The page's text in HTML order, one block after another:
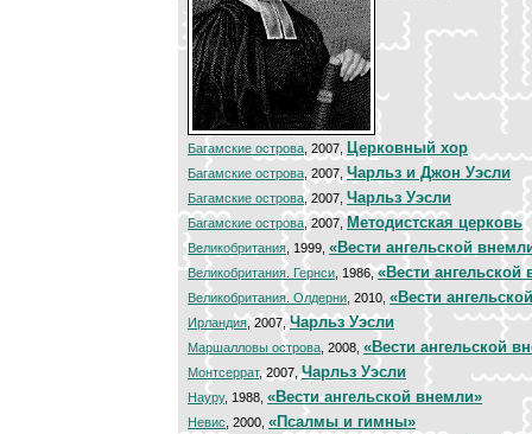
Багамские острова , 2007, Церковный хор
Багамские острова , 2007, Чарльз и Джон Уэсли
Багамские острова , 2007, Чарльз Уэсли
Багамские острова, 2007,Методистская церковь
Великобритания, 1999, «Вести ангельской
Великобритания. Гернси , 1986,«Вести ангельской
Великобритания. Олдерни , 2010, «Вести
Ирландия, 2007,Чарльз Уэсли
Маршалловы острова , 2008, «Вести ангельской
Монтсеррат, 2007, Чарльз Уэсли
Науру, 1988, «Вести ангельской внемли»
Невис , 2000, «Псалмы и гимны»